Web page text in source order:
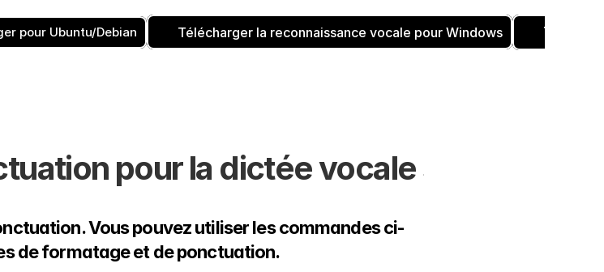
pour Ubuntu/Debian Télécharger la reconnaissance vocale pour Windows
pour la dictée vocale sur Voicy
Vous pouvez utiliser les commandes ci-
de formatage et de ponctuation.